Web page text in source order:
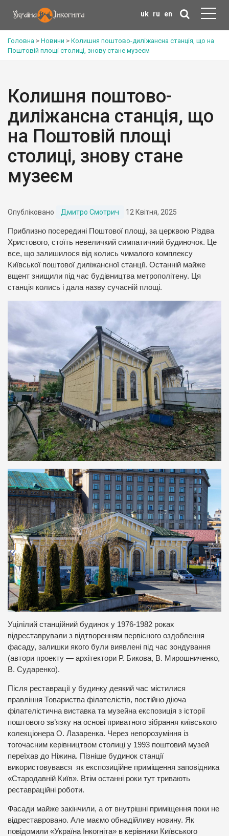
uk ru en
Головна > Новини > Колишня поштово-диліжансна станція, що на
Поштовій площі столиці, знову стане музеєм
Колишня поштово-
диліжансна станція, що
на Поштовій площі
столиці, знову стане
музеєм
Опубліковано Дмитро Смотрич 12 Квітня, 2025
Приблизно посередині Поштової площі, за церквою Різдва
Христового, стоїть невеличкий симпатичний будиночок. Це
все, що залишилося від колись чималого комплексу
Київської поштової диліжансної станції. Останній майже
вщент знищили під час будівництва метрополітену. Ця
станція колись і дала назву сучасній площі.
Уцілілий станційний будинок у 1976-1982 роках
відреставрували з відтворенням первісного оздоблення
фасаду, залишки якого були виявлені під час зондування
(автори проекту — архітектори Р. Бикова, В. Мирошниченко,
В. Сударенко).
Після реставрації у будинку деякий час містилися
правління Товариства філателістів, постійно діюча
філателістична виставка та музейна експозиція з історії
поштового зв’язку на основі приватного зібрання київського
колекціонера О. Лазаренка. Через непорозуміння із
тогочасним керівництвом столиці у 1993 поштовий музей
переїхав до Ніжина. Пізніше будинок станції
використовувався як експозиційне приміщення заповідника
«Стародавній Київ». Втім останні роки тут тривають
реставраційні роботи.
Фасади майже закінчили, а от внутрішні приміщення поки не
відреставровано. Але маємо обнадійливу новину. Як
повідомили «Україна Інкогніта» в керівники Київського